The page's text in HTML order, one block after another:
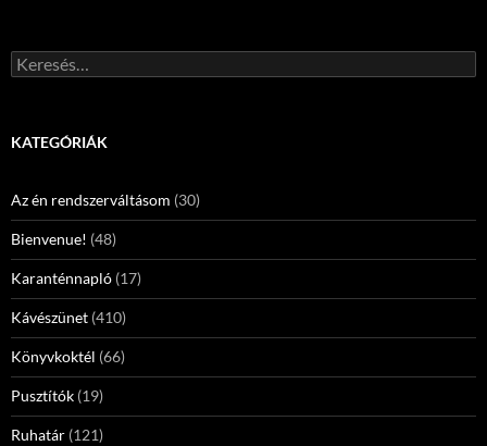
Keresés:
KATEGÓRIÁK
Az én rendszerváltásom (30)
Bienvenue! (48)
Karanténnapló (17)
Kávészünet (410)
Könyvkoktél (66)
Pusztítók (19)
Ruhatár (121)